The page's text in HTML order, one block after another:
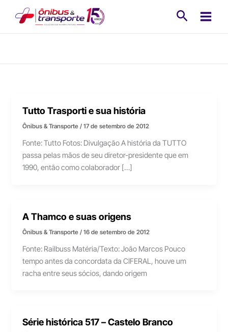
Tutto Trasporti e sua história
Ônibus & Transporte/17 de setembro de 2012
Fonte: Tutto Fotos: Divulgação A história da TUTTO
passa pelas mãos de seu diretor-presidente que em
1990, então como colaborador […]
A Thamco e suas origens
Ônibus & Transporte/16 de setembro de 2012
Fonte: Railbuss Matéria/Texto: João Marcos Pouco
tempo antes da concordata da CIFERAL, houve um
racha entre seus sócios, dando origem
Série histórica 517 – Castelo Branco